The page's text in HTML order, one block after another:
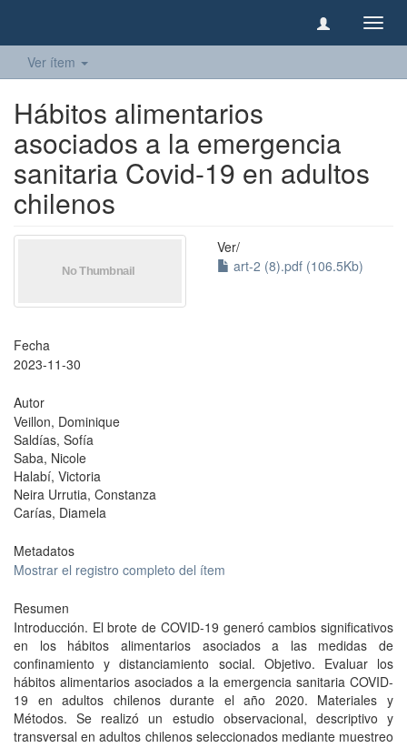
Ver ítem
Hábitos alimentarios
asociados a la emergencia
sanitaria Covid-19 en adultos
chilenos
Ver/
art-2 (8).pdf (106.5Kb)
Fecha
2023-11-30
Autor
Veillon, Dominique
Saldías, Sofía
Saba, Nicole
Halabí, Victoria
Neira Urrutia, Constanza
Carías, Diamela
Metadatos
Mostrar el registro completo del ítem
Resumen
Introducción. El brote de COVID-19 generó cambios significativos
en los hábitos alimentarios asociados a las medidas de
confinamiento y distanciamiento social. Objetivo. Evaluar los
hábitos alimentarios asociados a la emergencia sanitaria COVID-
19 en adultos chilenos durante el año 2020. Materiales y
Métodos. Se realizó un estudio observacional, descriptivo y
transversal en adultos chilenos seleccionados mediante muestreo